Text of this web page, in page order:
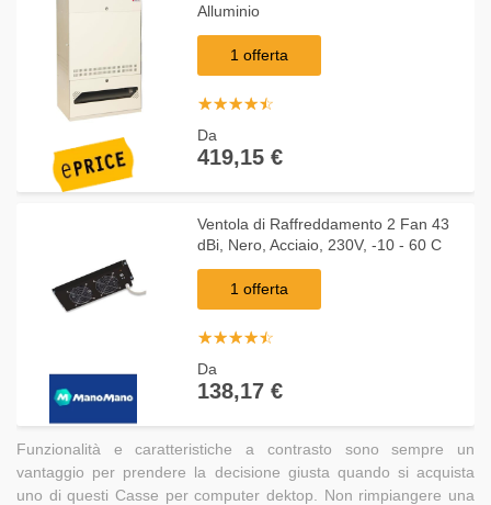
Alluminio
1 offerta
☆☆☆☆☆
★★★★★
Da
419,15 €
Ventola di Raffreddamento 2 Fan 43
dBi, Nero, Acciaio, 230V, -10 - 60 C
1 offerta
☆☆☆☆☆
★★★★★
Da
138,17 €
Funzionalità e caratteristiche a contrasto sono sempre un
vantaggio per prendere la decisione giusta quando si acquista
uno di questi Casse per computer dektop. Non rimpiangere una